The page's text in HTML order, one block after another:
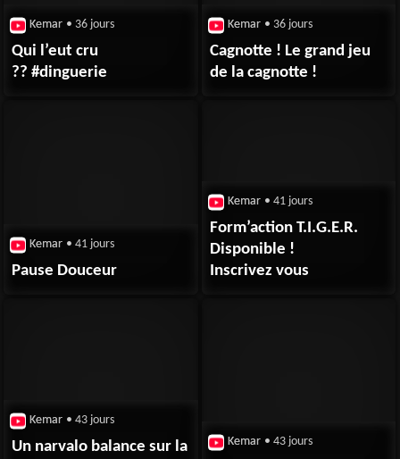
Kemar • 36 jours
Qui l’eut cru
?? #dinguerie
Kemar • 36 jours
Cagnotte ! Le grand jeu
de la cagnotte !
Kemar • 41 jours
Pause Douceur
Kemar • 41 jours
Form’action T.I.G.E.R.
Disponible !
Inscrivez vous
Kemar • 43 jours
Un narvalo balance sur la
Kemar • 43 jours